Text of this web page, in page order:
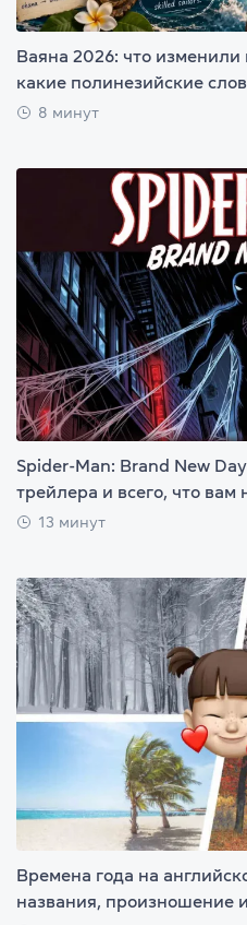
Ваяна 2026: что
какие полинезийские
8 минут
Spider-Man: Brand New
трейлера и всего, что вам
13 минут
Времена года на
названия, произношение